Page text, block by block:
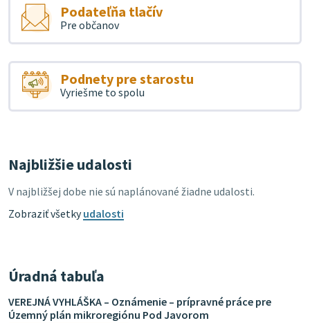
Podateľňa tlačív
Pre občanov
Podnety pre starostu
Vyriešme to spolu
Najbližšie udalosti
V najbližšej dobe nie sú naplánované žiadne udalosti.
Zobraziť všetkyudalosti
Úradná tabuľa
VEREJNÁ VYHLÁŠKA – Oznámenie – prípravné práce pre
Územný plán mikroregiónu Pod Javorom